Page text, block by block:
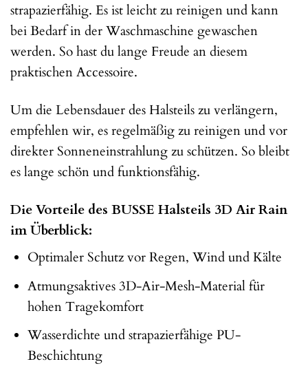
strapazierfähig. Es ist leicht zu reinigen und kann
bei Bedarf in der Waschmaschine gewaschen
werden. So hast du lange Freude an diesem
praktischen Accessoire.
Um die Lebensdauer des Halsteils zu verlängern,
empfehlen wir, es regelmäßig zu reinigen und vor
direkter Sonneneinstrahlung zu schützen. So bleibt
es lange schön und funktionsfähig.
Die Vorteile des BUSSE Halsteils 3D Air Rain
im Überblick:
Optimaler Schutz vor Regen, Wind und Kälte
Atmungsaktives 3D-Air-Mesh-Material für
hohen Tragekomfort
Wasserdichte und strapazierfähige PU-
Beschichtung